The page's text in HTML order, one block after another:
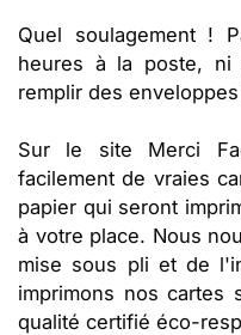
Quel soulagement !
heures à la poste, ni
remplir des
Sur le site Merci
facilement de vraies
papier qui seront
à votre place. Nous
mise sous pli et de
imprimons nos cartes
qualité certifié éco-